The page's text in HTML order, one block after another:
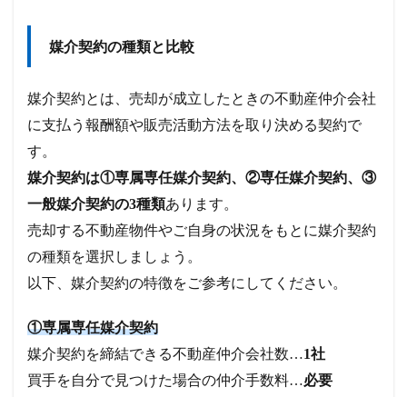
媒介契約の種類と比較
媒介契約とは、売却が成立したときの不動産仲介会社
に支払う報酬額や販売活動方法を取り決める契約で
す。
媒介契約は①専属専任媒介契約、②専任媒介契約、③
一般媒介契約の3種類あります。
売却する不動産物件やご自身の状況をもとに媒介契約
の種類を選択しましょう。
以下、媒介契約の特徴をご参考にしてください。
①専属専任媒介契約
媒介契約を締結できる不動産仲介会社数…1社
買手を自分で見つけた場合の仲介手数料…必要